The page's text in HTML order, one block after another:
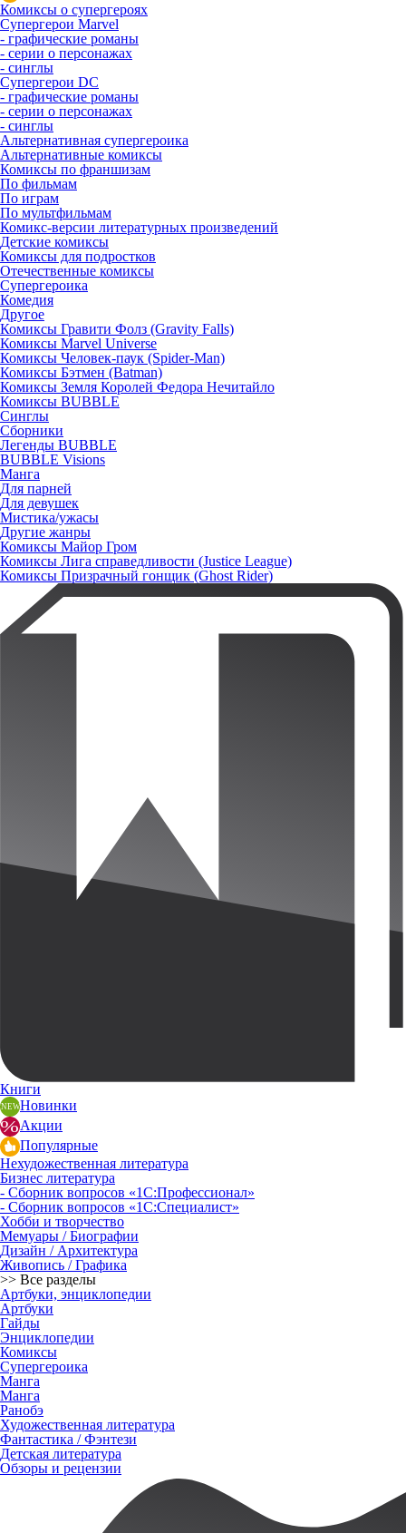
Комиксы о супергероях
Супергерои Marvel
- графические романы
- серии о персонажах
- синглы
Супергерои DC
- графические романы
- серии о персонажах
- синглы
Альтернативная супергероика
Альтернативные комиксы
Комиксы по франшизам
По фильмам
По играм
По мультфильмам
Комикс-версии литературных произведений
Детские комиксы
Комиксы для подростков
Отечественные комиксы
Супергероика
Комедия
Другое
Комиксы Гравити Фолз (Gravity Falls)
Комиксы Marvel Universe
Комиксы Человек-паук (Spider-Man)
Комиксы Бэтмен (Batman)
Комиксы Земля Королей Федора Нечитайло
Комиксы BUBBLE
Синглы
Сборники
Легенды BUBBLE
BUBBLE Visions
Манга
Для парней
Для девушек
Мистика/ужасы
Другие жанры
Комиксы Майор Гром
Комиксы Лига справедливости (Justice League)
Комиксы Призрачный гонщик (Ghost Rider)
Книги
Новинки
Акции
Популярные
Нехудожественная литература
Бизнес литература
- Сборник вопросов «1С:Профессионал»
- Сборник вопросов «1С:Специалист»
Хобби и творчество
Мемуары / Биографии
Дизайн / Архитектура
Живопись / Графика
>> Все разделы
Артбуки, энциклопедии
Артбуки
Гайды
Энциклопедии
Комиксы
Супергероика
Манга
Манга
Ранобэ
Художественная литература
Фантастика / Фэнтези
Детская литература
Обзоры и рецензии